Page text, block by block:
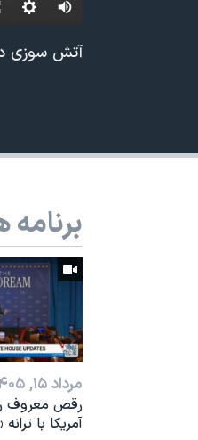
آتش سوزی
مرداد ۱۵, ۱۴۰۵
رقص معروف
آمریکا با